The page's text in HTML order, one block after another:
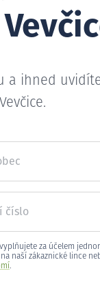
a ihned
číslo
za účelem
naší zákaznické lince
.